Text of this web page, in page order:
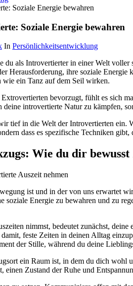
Soziale Energie bewahren
Soziale Energie bewahren
In Persönlichkeitsentwicklung
du als Introvertierter in einer Welt
Herausforderung, ihre soziale
ein Tanz auf dem Seil wirken.
bevorzugt, fühlt es sich
deine introvertierte Natur zu kämpfen,
tief in die Welt der Introvertierten ein.
dass es spezifische Techniken
: Wie du dir
ist und in der von uns erwartet
soziale Energie zu bewahren und zu
nimmst, bedeutet zunächst,
feste Zeiten in deinen Alltag
der Stille, während du deine
ein Raum ist, in dem du dich wohl
einen Zustand der Ruhe und